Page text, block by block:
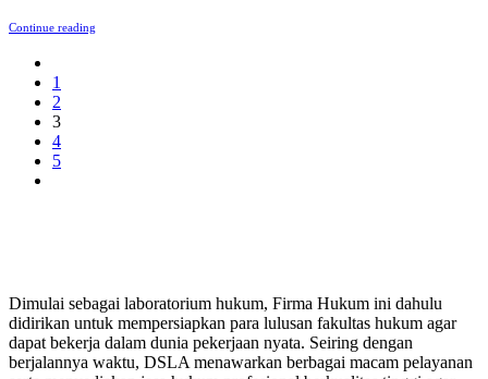
Continue reading
1
2
3
4
5
Dimulai sebagai laboratorium hukum, Firma Hukum ini dahulu
didirikan untuk mempersiapkan para lulusan fakultas hukum agar
dapat bekerja dalam dunia pekerjaan nyata. Seiring dengan
berjalannya waktu, DSLA menawarkan berbagai macam pelayanan